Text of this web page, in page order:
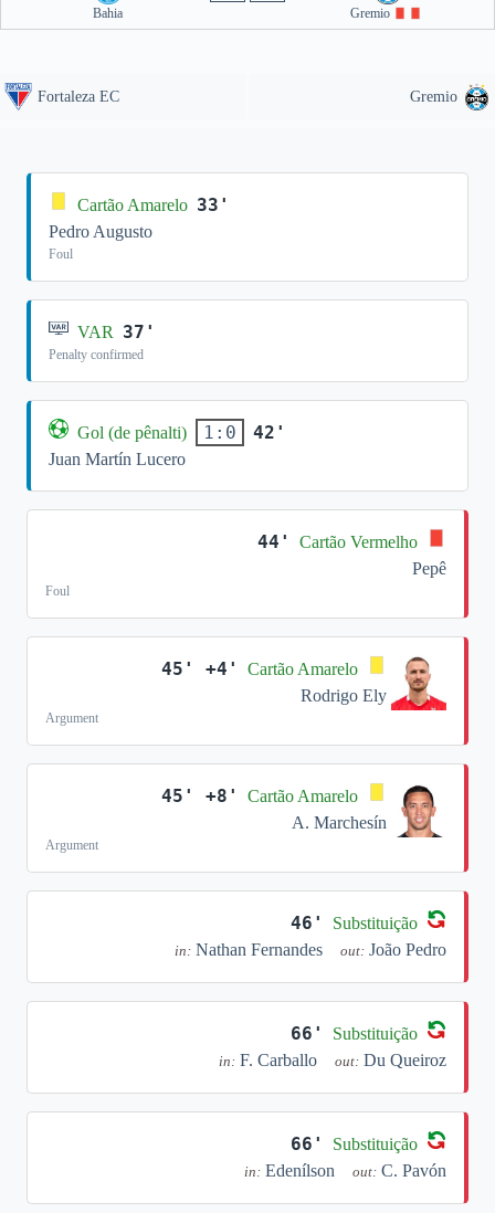
Bahia Gremio
Fortaleza EC Gremio
Cartão Amarelo 33'
Pedro Augusto
Foul
VAR 37'
Penalty confirmed
Gol (de pênalti) 1:0 42'
Juan Martín Lucero
44'
Cartão Vermelho
Pepê
Foul
45' +4'
Cartão Amarelo
Rodrigo Ely
Argument
45' +8'
Cartão Amarelo
A. Marchesín
Argument
46' Substituição
in: Nathan Fernandes out: João Pedro
66' Substituição
in: F. Carballo out: Du Queiroz
66' Substituição
in: Edenílson out: C. Pavón